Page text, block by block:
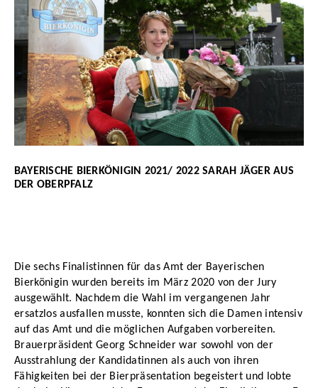
BAYERISCHE BIERKÖNIGIN 2021/ 2022 SARAH JÄGER AUS
DER OBERPFALZ
Die sechs Finalistinnen für das Amt der Bayerischen
Bierkönigin wurden bereits im März 2020 von der Jury
ausgewählt. Nachdem die Wahl im vergangenen Jahr
ersatzlos ausfallen musste, konnten sich die Damen intensiv
auf das Amt und die möglichen Aufgaben vorbereiten.
Brauerpräsident Georg Schneider war sowohl von der
Ausstrahlung der Kandidatinnen als auch von ihren
Fähigkeiten bei der Bierpräsentation begeistert und lobte